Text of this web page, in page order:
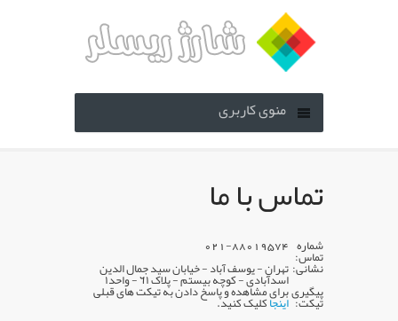
منوی کاربری
تماس با ما
شماره
تماس: 021-88019574
نشانی:تهران - یوسف آباد - خیابان سید جمال الدین
اسدآبادی - کوچه بیستم - پلاک ٦١ - واحد١پیگیری
تیکت: برای مشاهده و پاسخ دادن به تيکت های قبلی
اینجاکلیک کنید.